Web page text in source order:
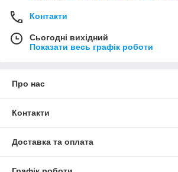
Контакти
Сьогодні вихідний
Показати весь графік роботи
Про нас
Контакти
Доставка та оплата